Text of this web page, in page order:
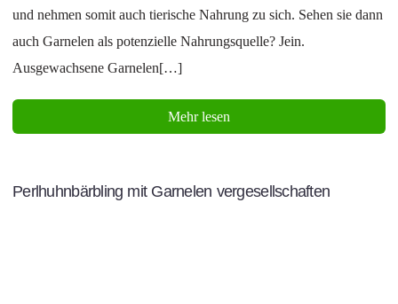
und nehmen somit auch tierische Nahrung zu sich. Sehen sie dann
auch Garnelen als potenzielle Nahrungsquelle? Jein.
Ausgewachsene Garnelen[…]
Mehr lesen
Perlhuhnbärbling mit Garnelen vergesellschaften